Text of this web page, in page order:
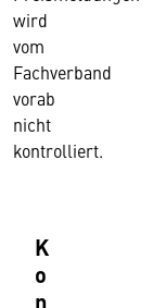
wird
vom
Fachverband
vorab
nicht
kontrolliert.
K
o
n